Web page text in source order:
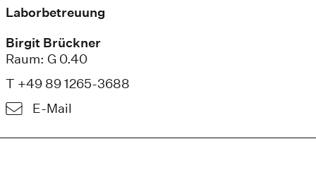
Laborbetreuung
Birgit Brückner
Raum: G 0.40
T +49 89 1265-3688
E-Mail